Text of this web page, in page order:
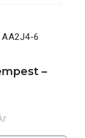
6
–